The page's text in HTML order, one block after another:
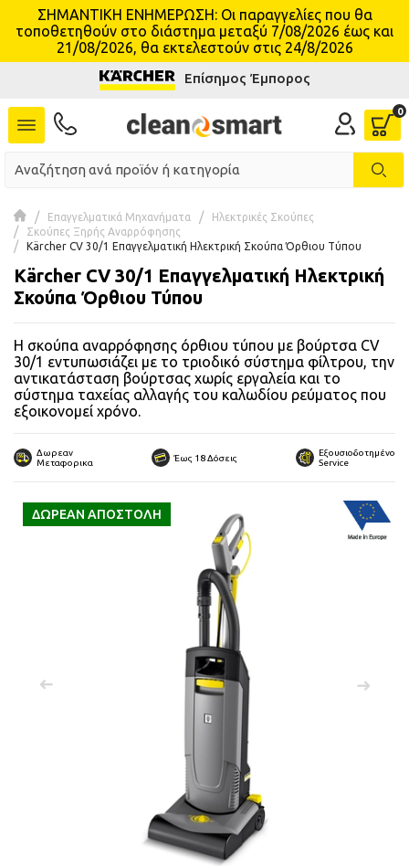
menu
ΣΗΜΑΝΤΙΚΗ ΕΝΗΜΕΡΩΣΗ: Οι παραγγελίες που θα
τοποθετηθούν στο διάστημα μεταξύ 7/08/2026 έως και
21/08/2026, θα εκτελεστούν στις 24/8/2026
Επίσημος Έμπορος
Επαγγελματικά Μηχανήματα
Ηλεκτρικές Σκούπες
Σκούπες Ξηρής Αναρρόφησης
Kärcher CV 30/1 Επαγγελματική Ηλεκτρική Σκούπα Όρθιου Τύπου
Kärcher CV 30/1 Επαγγελματική Ηλεκτρική
Σκούπα Όρθιου Τύπου
Η σκούπα αναρρόφησης όρθιου τύπου με βούρτσα CV
30/1 εντυπωσιάζει με το τριοδικό σύστημα φίλτρου, την
αντικατάσταση βούρτσας χωρίς εργαλεία και το
σύστημα ταχείας αλλαγής του καλωδίου ρεύματος που
εξοικονομεί χρόνο.
Δωρεαν
Μεταφορικα
Έως 18 Δόσεις
Εξουσιοδοτημένο
Service
ΔΩΡΕΑΝ ΑΠΟΣΤΟΛΗ